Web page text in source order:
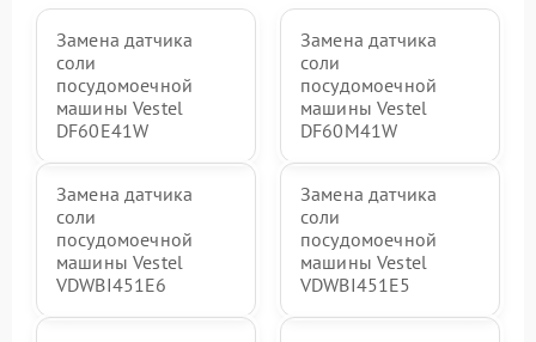
Замена датчика
соли
посудомоечной
машины Vestel
DF60E41W
Замена датчика
соли
посудомоечной
машины Vestel
DF60M41W
Замена датчика
соли
посудомоечной
машины Vestel
VDWBI451E6
Замена датчика
соли
посудомоечной
машины Vestel
VDWBI451E5